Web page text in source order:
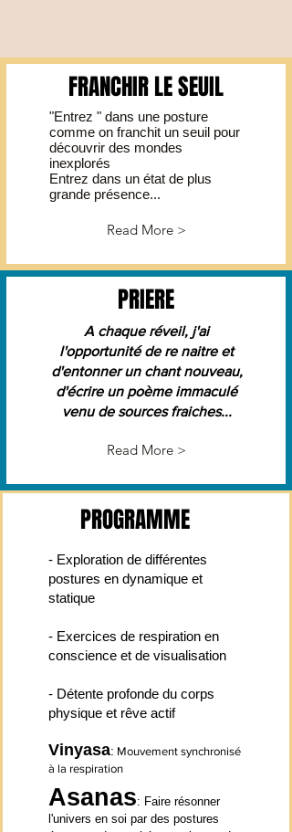
FRANCHIR LE SEUIL
"Entrez " dans une posture
comme on franchit un seuil pour
découvrir des mondes
inexplorés
Entrez dans un état de plus
grande présence...
Read More >
PRIERE
A chaque réveil, j'ai
l'opportunité de re naitre et
d'entonner un chant nouveau,
d'écrire un poème immaculé
venu de sources fraiches...
Read More >
PROGRAMME
- Exploration de différentes
postures en dynamique et
statique
- Exercices de respiration en
conscience et de visualisation
- Détente profonde du corps
physique et rêve actif
Vinyasa: Mouvement synchronisé
à la respiration
Asanas: Faire résonner
l'univers en soi par des postures